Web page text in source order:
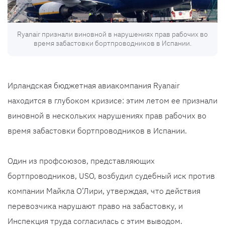
Ryanair признали виновной в нарушениях прав рабочих во
время забастовки бортпроводников в Испании.
Ирландская бюджетная авиакомпания Ryanair
находится в глубоком кризисе: этим летом ее признали
виновной в нескольких нарушениях прав рабочих во
время забастовки бортпроводников в Испании.
Один из профсоюзов, представляющих
бортпроводников, USO, возбудил судебный иск против
компании Майкла О’Лири, утверждая, что действия
перевозчика нарушают право на забастовку, и
Инспекция труда согласилась с этим выводом.